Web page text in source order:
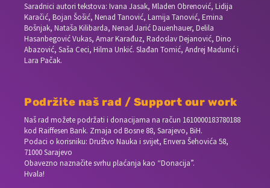
Saradnici autori tekstova: Ivana Jasak, Mladen Obrenović, Lidija
Karačić, Bojan Šošić, Nenad Tanović, Lamija Tanović, Emina
Bošnjak, Nataša Kilibarda, Nenad Jarić Dauenhauer, Delila
Hasanbegović Vukas, Amar Karađuz, Radoslav Dejanović, Dino
Abazović, Saša Ceci, Hilma Unkić. Slađan Tomić, Andrej Madunić i
Lara Pačak.
Podržite naš rad / Support our work
Naš rad možete podržati i donacijama na račun 1610000183780188
kod Raiffesen Bank. Zmaja od Bosne 88, Sarajevo, BiH.
Podaci o korisniku: Društvo Nauka i svijet, Envera Šehovića 58,
71000 Sarajevo
Obavezno naznačite svrhu plaćanja kao “Donacija”.
Hvala!